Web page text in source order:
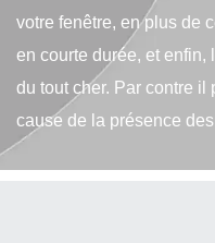
votre fenêtre, en plus de
en courte durée, et enfin,
du tout cher. Par contre il
cause de la présence